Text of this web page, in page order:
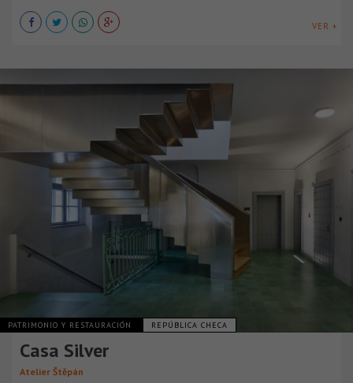
VER +
PATRIMONIO Y RESTAURACIÓN REPÚBLICA CHECA
Casa Silver
Atelier Štěpán